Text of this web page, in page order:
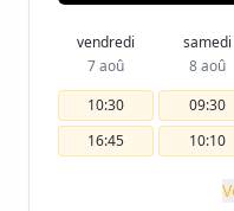
vendredi
7 aoû
10:30
16:45
samedi
8 aoû
09:30
10:10